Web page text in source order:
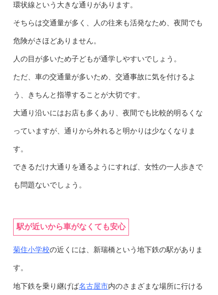
環状線という大きな通りがあります。
そちらは交通量が多く、人の往来も活発なため、夜間でも
危険がさほどありません。
人の目が多いため子どもが通学しやすいでしょう。
ただ、車の交通量が多いため、交通事故に気を付けるよ
う、きちんと指導することが大切です。
大通り沿いにはお店も多くあり、夜間でも比較的明るくな
っていますが、通りから外れると明かりは少なくなりま
す。
できるだけ大通りを通るようにすれば、女性の一人歩きで
も問題ないでしょう。
駅が近いから車がなくても安心
菊住小学校の近くには、新瑞橋という地下鉄の駅がありま
す。
地下鉄を乗り継げば名古屋市内のさまざまな場所に行ける